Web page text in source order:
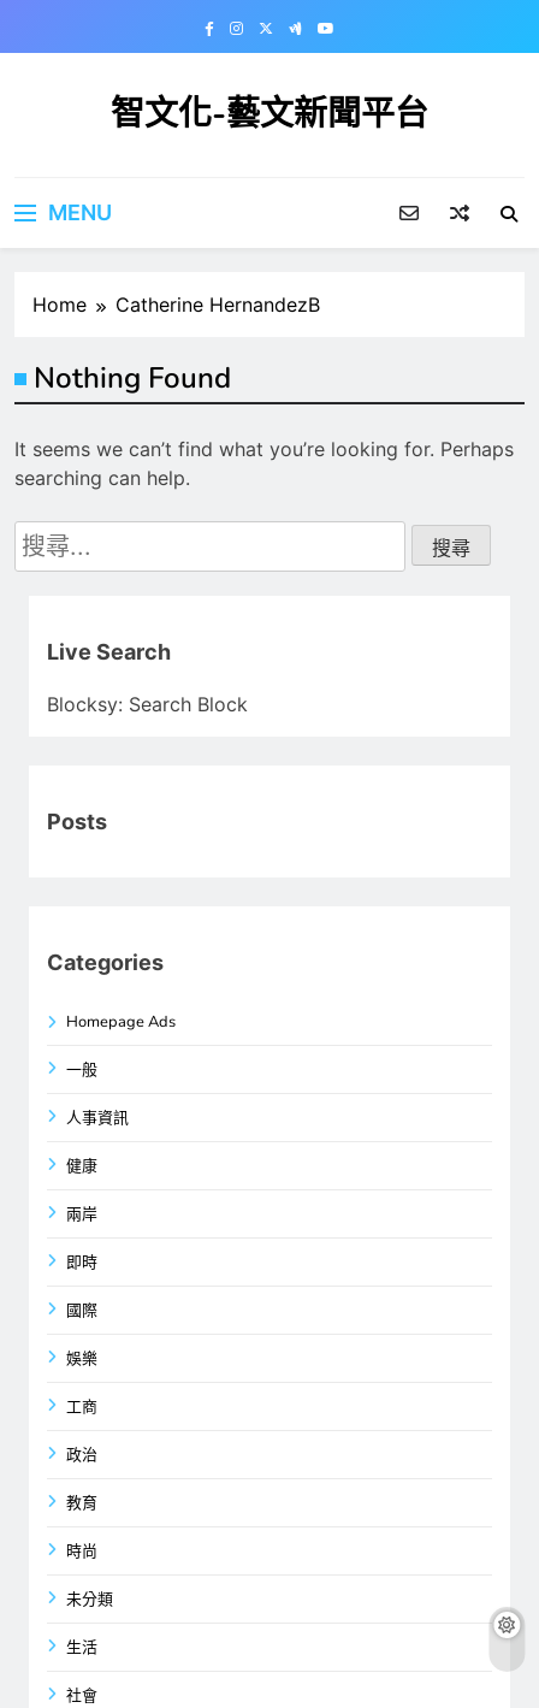
智文化-藝文新聞平台
MENU
Home Catherine HernandezB
Nothing Found
It seems we can’t find what you’re looking for. Perhaps
searching can help.
搜
尋
Live Search
Blocksy: Search Block
Posts
Categories
Homepage Ads
一般
人事資訊
健康
兩岸
即時
國際
娛樂
工商
政治
教育
時尚
未分類
生活
社會